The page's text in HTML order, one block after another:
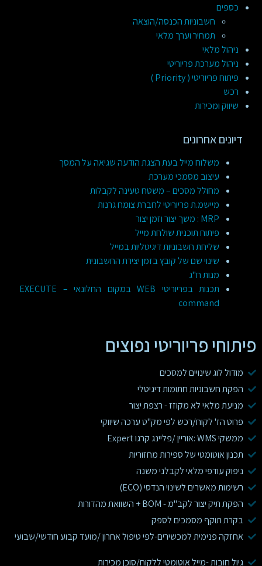
כספים
חשבוניות הכנסה/הוצאה
תמחיר וערך מלאי
ניהול מלאי
ניהול מערכת פריוריטי
פיתוח פריוריטי ( Priority )
רכש
שיווק ומכירות
דיונים אחרונים
משלוח מייל בעת הצגת הודעה שגיאה על המסך
עיצוב מסמכי מערכת
מחולל מסכים – משטח טעינה לקבלות
מיישמ.ת פריוריטי לחברת צומח גרנות
MRP : משך יצור וזמן יצור
פיתוח תוכנית שולחת מייל
שליחת חשבוניות דיגיטליות במייל
שינוי שם של קובץ בזמן יצירת החשבונית
מנות ח"ג
תכנות בפריוריטי WEB במקום החלונאי – EXECUTE
command
פיתוחי פריוריטי נפוצים
מודול לוג שינויים למסכים
הפקת חשבוניות חתומות דיגיטלי
מניעת מלאי לא מקוזז - רצפת יצור
פרוט הז' לקוח/רכש לפי מק"ט ערכה שיווקי
ממשקי WMS :אוריין /פליינג קרגו Expert
תכנון אוטומטי של ספירות מחזוריות
ניפוק עודפי מלאי לקבלני משנה
רשימות מאשרים לשינוי הנדסי (ECO)
הפקת תיק יצור לקב"מ - BOM + השוואת מהדורות
בקרת תוקף מסמכים לספק
אחזקה פנימית למכשירים-לפי טיפול אחרון /מועד קבוע חודשי/שבועי
גיול חובות -מייל אוטומטי ללקוח/סוכן מכירות